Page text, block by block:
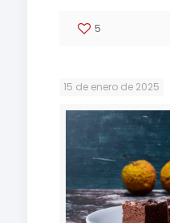
5
15 de enero de 2025